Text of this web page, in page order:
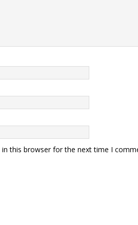
this browser for the next time I